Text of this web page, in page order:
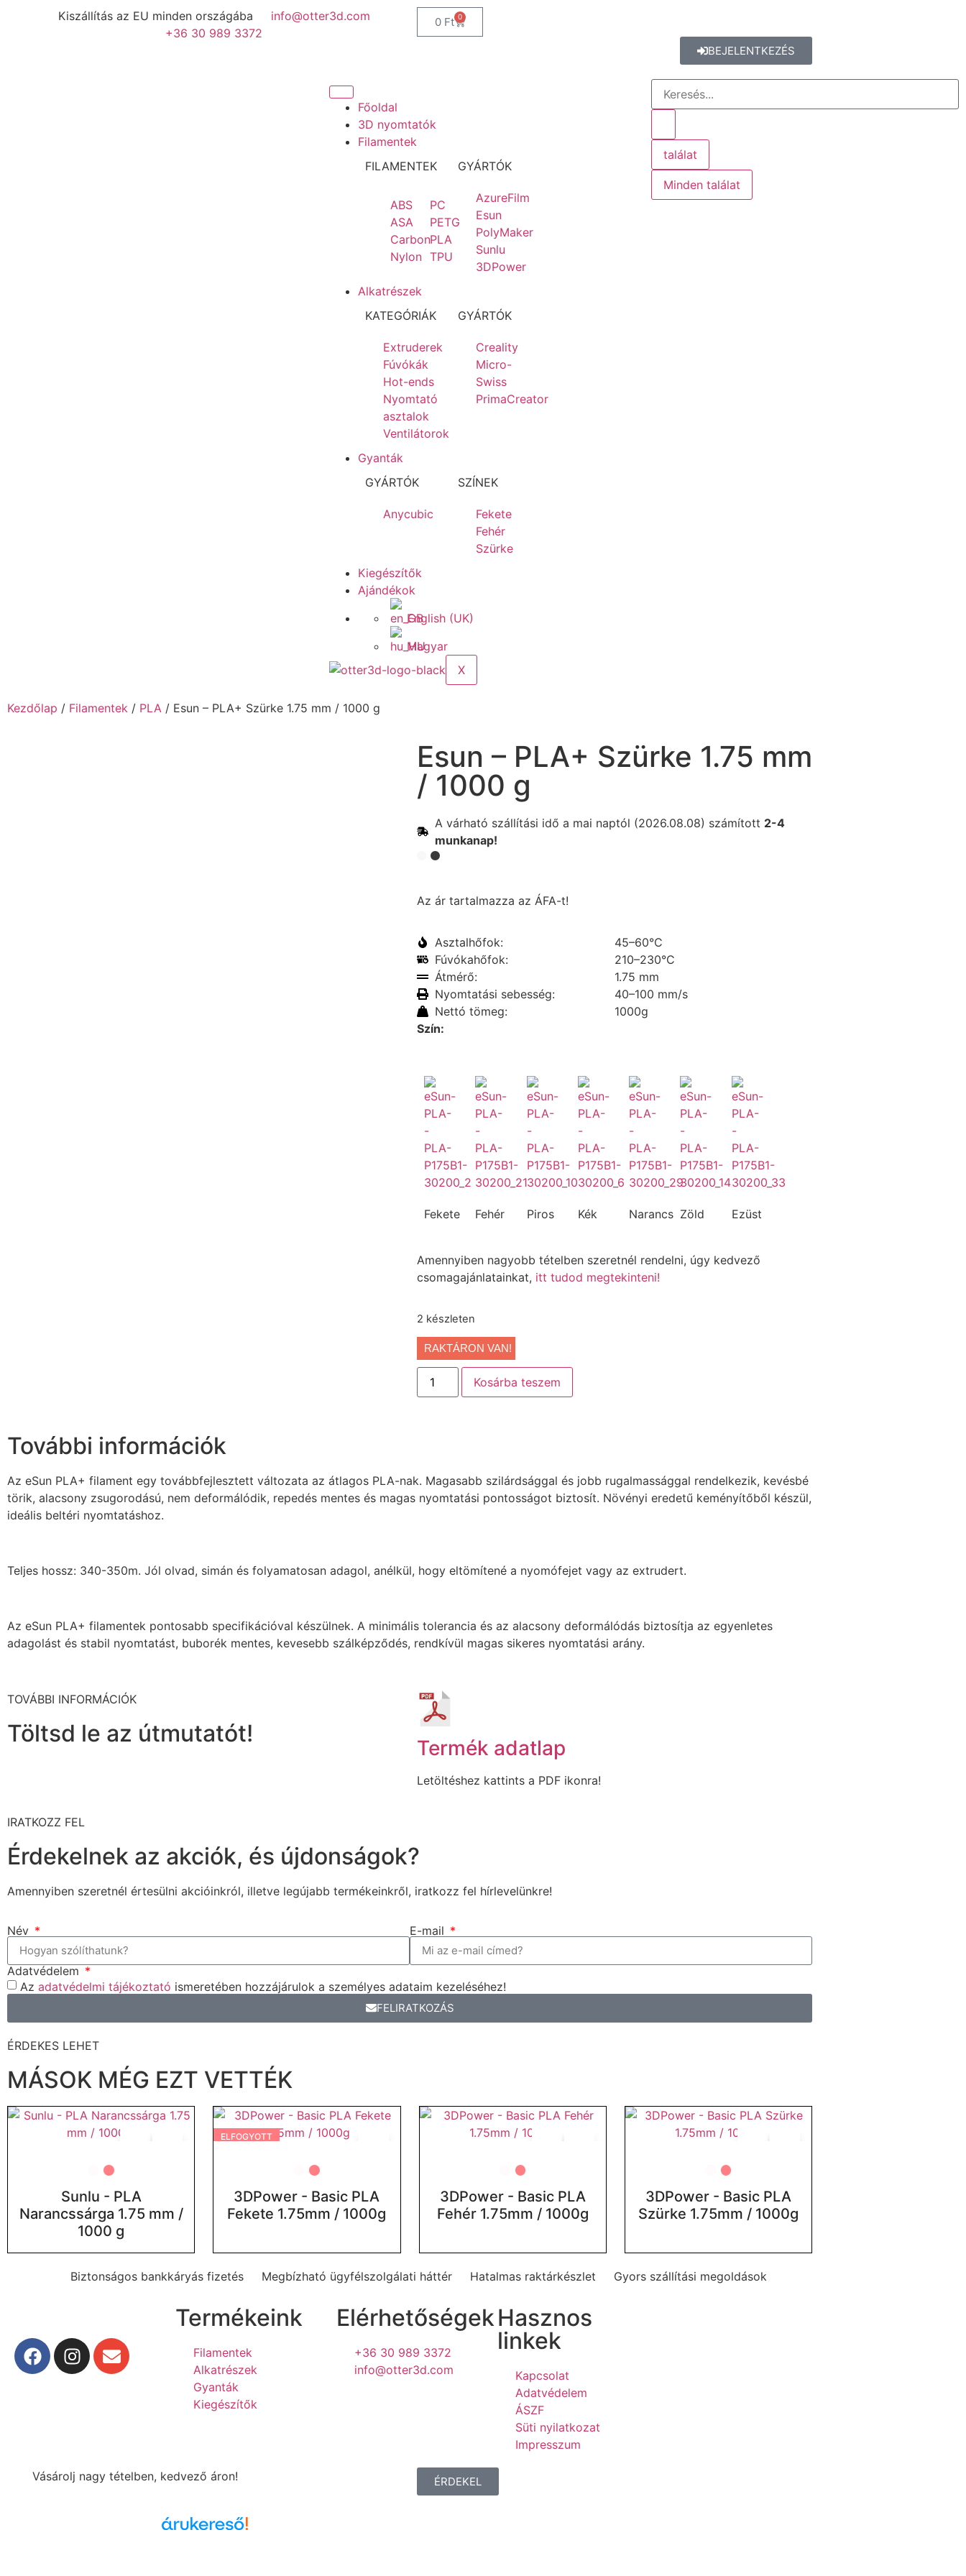
Kiszállítás az EU minden országába
info@otter3d.com
+36 30 989 3372
0 Ft 0
BEJELENTKEZÉS
Főoldal
3D nyomtatók
Filamentek
FILAMENTEK
ABS
ASA
Carbon
Nylon
PC
PETG
PLA
TPU
GYÁRTÓK
AzureFilm
Esun
PolyMaker
Sunlu
3DPower
Alkatrészek
KATEGÓRIÁK
Extruderek
Fúvókák
Hot-ends
Nyomtató
asztalok
Ventilátorok
GYÁRTÓK
Creality
Micro-
Swiss
PrimaCreator
Gyanták
GYÁRTÓK
Anycubic
SZÍNEK
Fekete
Fehér
Szürke
Kiegészítők
Ajándékok
English (UK)
Magyar
X
találat
Minden találat
Kezdőlap / Filamentek / PLA / Esun – PLA+ Szürke 1.75 mm / 1000 g
Esun – PLA+ Szürke 1.75 mm
/ 1000 g
A várható szállítási idő a mai naptól (2026.08.08) számított 2-4
munkanap!
Az ár tartalmazza az ÁFA-t!
Asztalhőfok:
45–60°C
Fúvókahőfok:
210–230°C
Átmérő:
1.75 mm
Nyomtatási sebesség:
40–100 mm/s
Nettó tömeg:
1000g
Szín:
Fekete Fehér Piros Kék Narancs Zöld Ezüst
Amennyiben nagyobb tételben szeretnél rendelni, úgy kedvező
csomagajánlatainkat, itt tudod megtekinteni!
2 készleten
RAKTÁRON VAN!
Kosárba teszem
További információk
Az eSun PLA+ filament egy továbbfejlesztett változata az átlagos PLA-nak. Magasabb szilárdsággal és jobb rugalmassággal rendelkezik, kevésbé
törik, alacsony zsugorodású, nem deformálódik, repedés mentes és magas nyomtatási pontosságot biztosít. Növényi eredetű keményítőből készül,
ideális beltéri nyomtatáshoz.
Teljes hossz: 340-350m. Jól olvad, simán és folyamatosan adagol, anélkül, hogy eltömítené a nyomófejet vagy az extrudert.
Az eSun PLA+ filamentek pontosabb specifikációval készülnek. A minimális tolerancia és az alacsony deformálódás biztosítja az egyenletes
adagolást és stabil nyomtatást, buborék mentes, kevesebb szálképződés, rendkívül magas sikeres nyomtatási arány.
TOVÁBBI INFORMÁCIÓK
Töltsd le az útmutatót!
Termék adatlap
Letöltéshez kattints a PDF ikonra!
IRATKOZZ FEL
Érdekelnek az akciók, és újdonságok?
Amennyiben szeretnél értesülni akcióinkról, illetve legújabb termékeinkről, iratkozz fel hírlevelünkre!
Név E-mail
Adatvédelem
Az adatvédelmi tájékoztató ismeretében hozzájárulok a személyes adataim kezeléséhez!
FELIRATKOZÁS
ÉRDEKES LEHET
MÁSOK MÉG EZT VETTÉK
Sunlu - PLA
Narancssárga 1.75 mm /
1000 g
ELFOGYOTT
3DPower - Basic PLA
Fekete 1.75mm / 1000g
3DPower - Basic PLA
Fehér 1.75mm / 1000g
3DPower - Basic PLA
Szürke 1.75mm / 1000g
Biztonságos bankkáryás fizetés Megbízható ügyfélszolgálati háttér Hatalmas raktárkészlet Gyors szállítási megoldások
Termékeink
Filamentek
Alkatrészek
Gyanták
Kiegészítők
Elérhetőségek
+36 30 989 3372
info@otter3d.com
Hasznos
linkek
Kapcsolat
Adatvédelem
ÁSZF
Süti nyilatkozat
Impresszum
Vásárolj nagy tételben, kedvező áron! ÉRDEKEL